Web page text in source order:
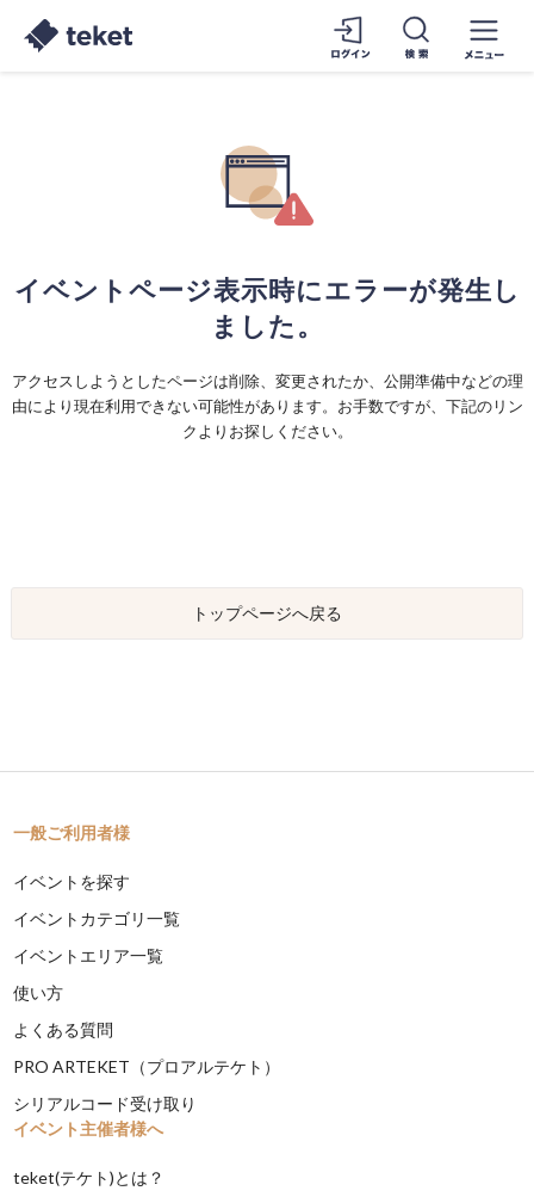
イベントページ表示時にエラーが発生し
ました。
アクセスしようとしたページは削除、変更されたか、公開準備中などの理
由により現在利用できない可能性があります。お手数ですが、下記のリン
クよりお探しください。
トップページへ戻る
一般ご利用者様
イベントを探す
イベントカテゴリ一覧
イベントエリア一覧
使い方
よくある質問
PRO ARTEKET（プロアルテケト）
シリアルコード受け取り
イベント主催者様へ
teket(テケト)とは？